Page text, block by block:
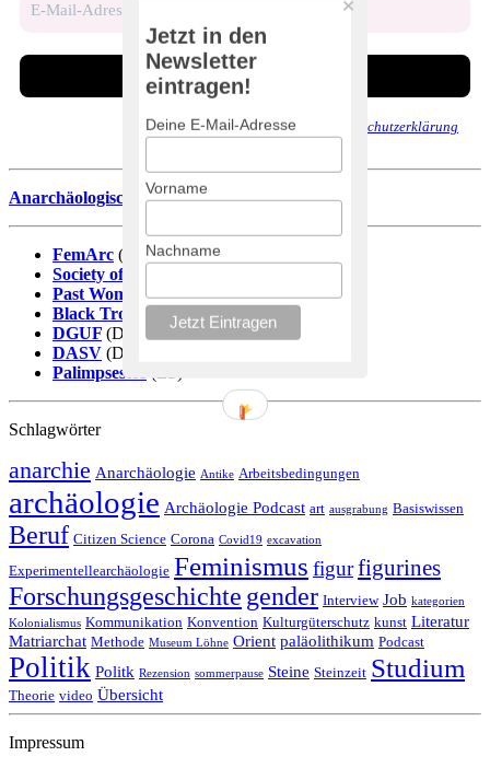
Wir senden keinen Spam! Erfahre mehr in unserer Datenschutzerklärung
Anarchäologische Literaturdatenbank
FemArc (DE)
Society of Black Archaeologists
Past Women(EN)
Black Trowel Collectiv(EN)
DGUF (DE)
DASV (DE)
Palimpsestos
Schlagwörter
anarchie Anarchäologie Antike Arbeitsbedingungen
archäologie Archäologie Podcast art ausgrabung Basiswissen
Beruf Citizen Science Corona Covid19 excavation
Experimentellearchäologie Feminismus figurfigurines
Forschungsgeschichte gender Interview Job kategorien
Kolonialismus Kommunikation Konvention Kulturgüterschutz kunst Literatur
Matriarchat Methode Museum Löhne Orient paläolithikum Podcast
Politik Politk Rezension sommerpause Steine Steinzeit Studium
Theorie video Übersicht
Impressum
Jetzt in den
Newsletter
eintragen!
Deine E-Mail-Adresse
Vorname
Nachname